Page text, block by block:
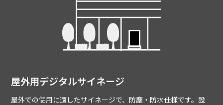
屋外用デジタルサイネージ
屋外での使用に適したサイネージで、防塵・防水仕様です。設